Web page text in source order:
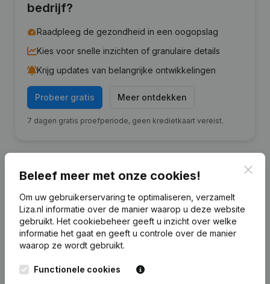
bedrijf?
Raadpleeg de gezondheid in een oogopslag
Kies voor snelle inzichten of granulaire details
Krijg updates van belangrijke ontwikkelingen
Probeer gratis Meer ontdekken
7 dagen gratis proefperiode, geen kredietkaart vereist.
Financiële gegevensvan De Stolp
2024 2023 2021
Eigen
vermogen
€2.289.360 €2.307.331
Beleef meer met onze cookies!
Om uw gebruikerservaring te optimaliseren, verzamelt
Liza.nl informatie over de manier waarop u deze website
gebruikt. Het cookiebeheer geeft u inzicht over welke
informatie het gaat en geeft u controle over de manier
waarop ze wordt gebruikt.
Functionele cookies